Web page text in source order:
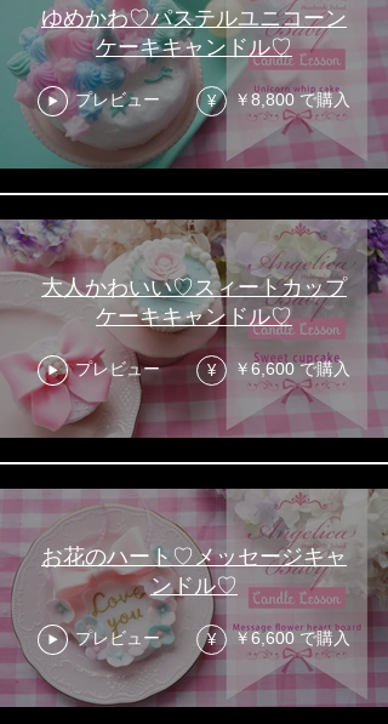
ゆめかわ♡パステルユニコーン
ケーキキャンドル♡
プレビュー ¥ ￥8,800 で購入
大人かわいい♡スィートカップ
ケーキキャンドル♡
プレビュー ¥ ￥6,600 で購入
お花のハート♡メッセージキャ
ンドル♡
プレビュー ¥ ￥6,600 で購入